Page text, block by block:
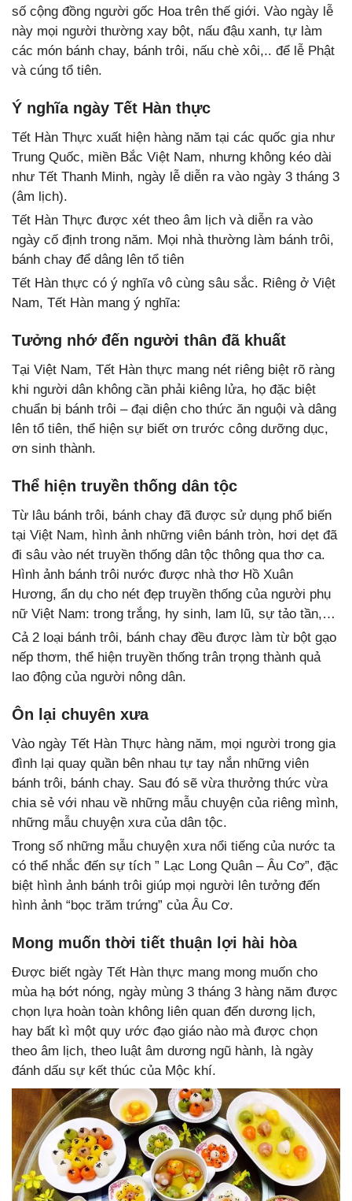
số cộng đồng người gốc Hoa trên thế giới. Vào ngày lễ
này mọi người thường xay bột, nấu đậu xanh, tự làm
các món bánh chay, bánh trôi, nấu chè xôi,.. để lễ Phật
và cúng tổ tiên.
Ý nghĩa ngày Tết Hàn thực
Tết Hàn Thực xuất hiện hàng năm tại các quốc gia như
Trung Quốc, miền Bắc Việt Nam, nhưng không kéo dài
như Tết Thanh Minh, ngày lễ diễn ra vào ngày 3 tháng 3
(âm lịch).
Tết Hàn Thực được xét theo âm lịch và diễn ra vào
ngày cố định trong năm. Mọi nhà thường làm bánh trôi,
bánh chay để dâng lên tổ tiên
Tết Hàn thực có ý nghĩa vô cùng sâu sắc. Riêng ở Việt
Nam, Tết Hàn mang ý nghĩa:
Tưởng nhớ đến người thân đã khuất
Tại Việt Nam, Tết Hàn thực mang nét riêng biệt rõ ràng
khi người dân không cần phải kiêng lửa, họ đặc biệt
chuẩn bị bánh trôi – đại diện cho thức ăn nguội và dâng
lên tổ tiên, thể hiện sự biết ơn trước công dưỡng dục,
ơn sinh thành.
Thể hiện truyền thống dân tộc
Từ lâu bánh trôi, bánh chay đã được sử dụng phổ biến
tại Việt Nam, hình ảnh những viên bánh tròn, hơi dẹt đã
đi sâu vào nét truyền thống dân tộc thông qua thơ ca.
Hình ảnh bánh trôi nước được nhà thơ Hồ Xuân
Hương, ẩn dụ cho nét đẹp truyền thống của người phụ
nữ Việt Nam: trong trắng, hy sinh, lam lũ, sự tảo tần,…
Cả 2 loại bánh trôi, bánh chay đều được làm từ bột gạo
nếp thơm, thể hiện truyền thống trân trọng thành quả
lao động của người nông dân.
Ôn lại chuyên xưa
Vào ngày Tết Hàn Thực hàng năm, mọi người trong gia
đình lại quay quần bên nhau tự tay nắn những viên
bánh trôi, bánh chay. Sau đó sẽ vừa thưởng thức vừa
chia sẻ với nhau về những mẫu chuyện của riêng mình,
những mẫu chuyện xưa của dân tộc.
Trong số những mẫu chuyện xưa nổi tiếng của nước ta
có thể nhắc đến sự tích ” Lạc Long Quân – Âu Cơ”, đặc
biệt hình ảnh bánh trôi giúp mọi người lên tưởng đến
hình ảnh “bọc trăm trứng” của Âu Cơ.
Mong muốn thời tiết thuận lợi hài hòa
Được biết ngày Tết Hàn thực mang mong muốn cho
mùa hạ bớt nóng, ngày mùng 3 tháng 3 hàng năm được
chọn lựa hoàn toàn không liên quan đến dương lịch,
hay bất kì một quy ước đạo giáo nào mà được chọn
theo âm lịch, theo luật âm dương ngũ hành, là ngày
đánh dấu sự kết thúc của Mộc khí.